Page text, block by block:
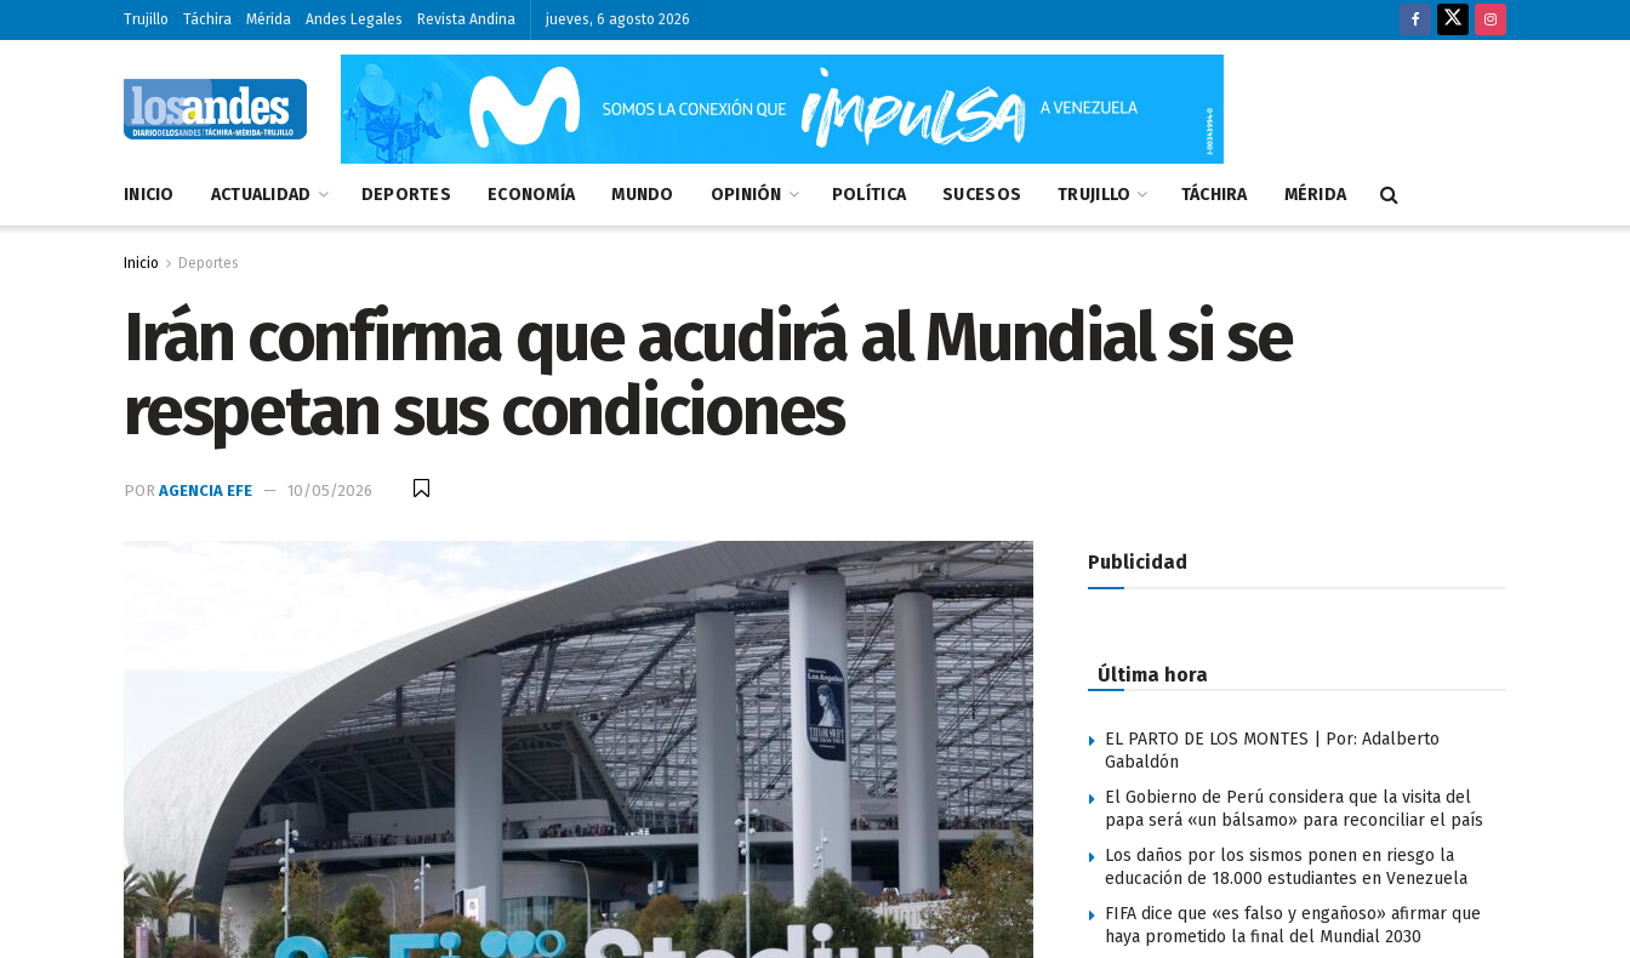
Trujillo Táchira Mérida Andes Legales Revista Andina jueves, 6 agosto 2026
INICIO ACTUALIDAD DEPORTES ECONOMÍA MUNDO OPINIÓN POLÍTICA SUCESOS TRUJILLO TÁCHIRA MÉRIDA
Inicio Deportes
Irán confirma que acudirá al Mundial si se
respetan sus condiciones
POR AGENCIA EFE 10/05/2026
Publicidad
Última hora
EL PARTO DE LOS MONTES | Por: Adalberto
Gabaldón
El Gobierno de Perú considera que la visita del
papa será «un bálsamo» para reconciliar el país
Los daños por los sismos ponen en riesgo la
educación de 18.000 estudiantes en Venezuela
FIFA dice que «es falso y engañoso» afirmar que
haya prometido la final del Mundial 2030